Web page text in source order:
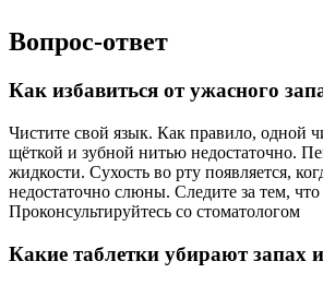
Вопрос-ответ
Как избавиться от ужасного
Чистите свой язык. Как правило, одной
щёткой и зубной нитью недостаточно.
жидкости. Сухость во рту появляется,
недостаточно слюны. Следите за тем, что
Проконсультируйтесь со стоматологом
Какие таблетки убирают запах